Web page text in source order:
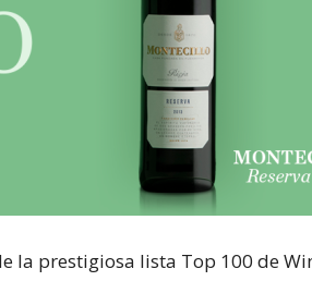
la prestigiosa lista Top 100 de